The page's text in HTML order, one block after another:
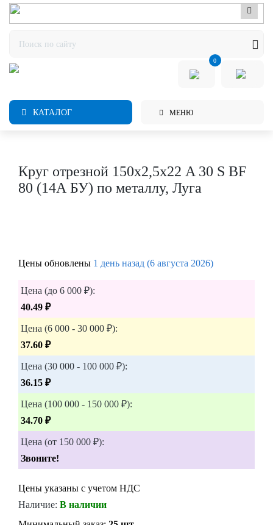
0
КАТАЛОГ МЕНЮ
Круг отрезной 150х2,5х22 A 30 S BF
80 (14А БУ) по металлу, Луга
Цены обновлены 1 день назад (6 августа 2026)
Цена (до 6 000 ₽):
40.49 ₽
Цена (6 000 - 30 000 ₽):
37.60 ₽
Цена (30 000 - 100 000 ₽):
36.15 ₽
Цена (100 000 - 150 000 ₽):
34.70 ₽
Цена (от 150 000 ₽):
Звоните!
Цены указаны с учетом НДС
Наличие: В наличии